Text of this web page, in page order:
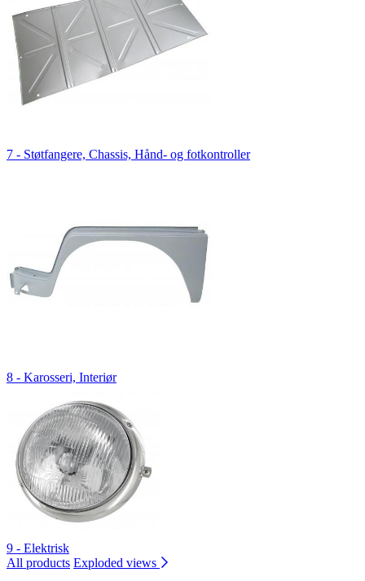
7 - Støtfangere, Chassis, Hånd- og fotkontroller
8 - Karosseri, Interiør
9 - Elektrisk
All products Exploded views